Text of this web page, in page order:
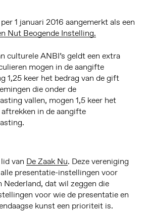
1 januari 2016 aangemerkt als een
Nut Beogende Instelling.
culturele ANBI’s geldt een extra
mogen in de aangifte
1,25 keer het bedrag van de gift
die onder de
vallen, mogen 1,5 keer het
in de aangifte
van De Zaak Nu. Deze vereniging
presentatie-instellingen voor
Nederland, dat wil zeggen die
voor wie de presentatie en
kunst een prioriteit is.